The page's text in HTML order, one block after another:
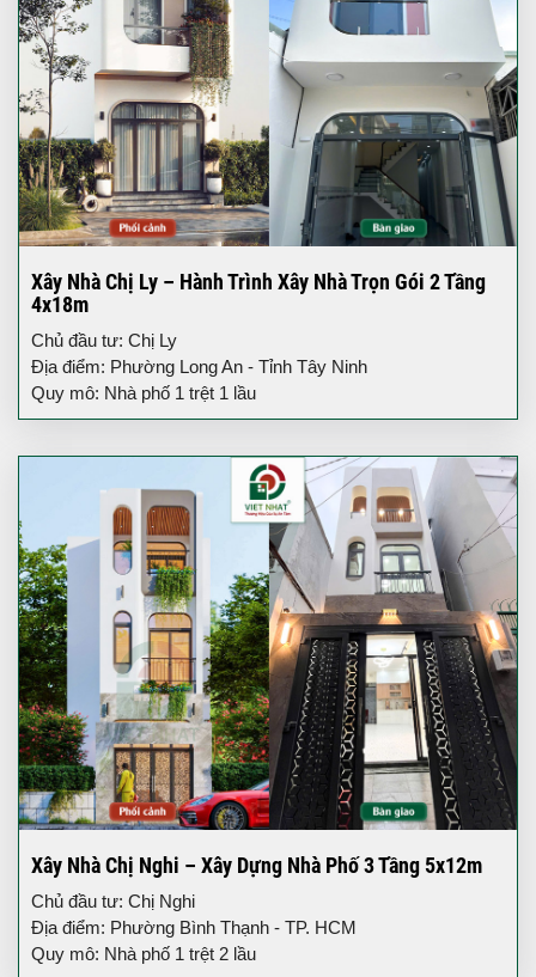
Xây Nhà Chị Ly – Hành Trình Xây Nhà Trọn Gói 2 Tầng
4x18m
Chủ đầu tư: Chị Ly
Địa điểm: Phường Long An - Tỉnh Tây Ninh
Quy mô: Nhà phố 1 trệt 1 lầu
Xây Nhà Chị Nghi – Xây Dựng Nhà Phố 3 Tầng 5x12m
Chủ đầu tư: Chị Nghi
Địa điểm: Phường Bình Thạnh - TP. HCM
Quy mô: Nhà phố 1 trệt 2 lầu